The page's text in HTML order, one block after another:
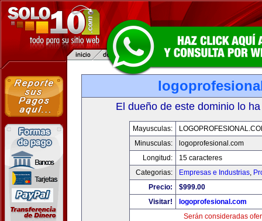
El dueño de este dominio lo
Mayusculas:
Minusculas:
logoprofesional.com
Longitud:
15 caracteres
Categorias:
Empresas e Industrias,
Precio:
$999.00
Visitar!
logoprofesional.com
Serán consideradas